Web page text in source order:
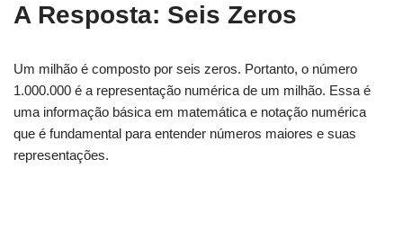
A Resposta: Seis Zeros
Um milhão é composto por seis zeros. Portanto, o número
1.000.000 é a representação numérica de um milhão. Essa é
uma informação básica em matemática e notação numérica
que é fundamental para entender números maiores e suas
representações.